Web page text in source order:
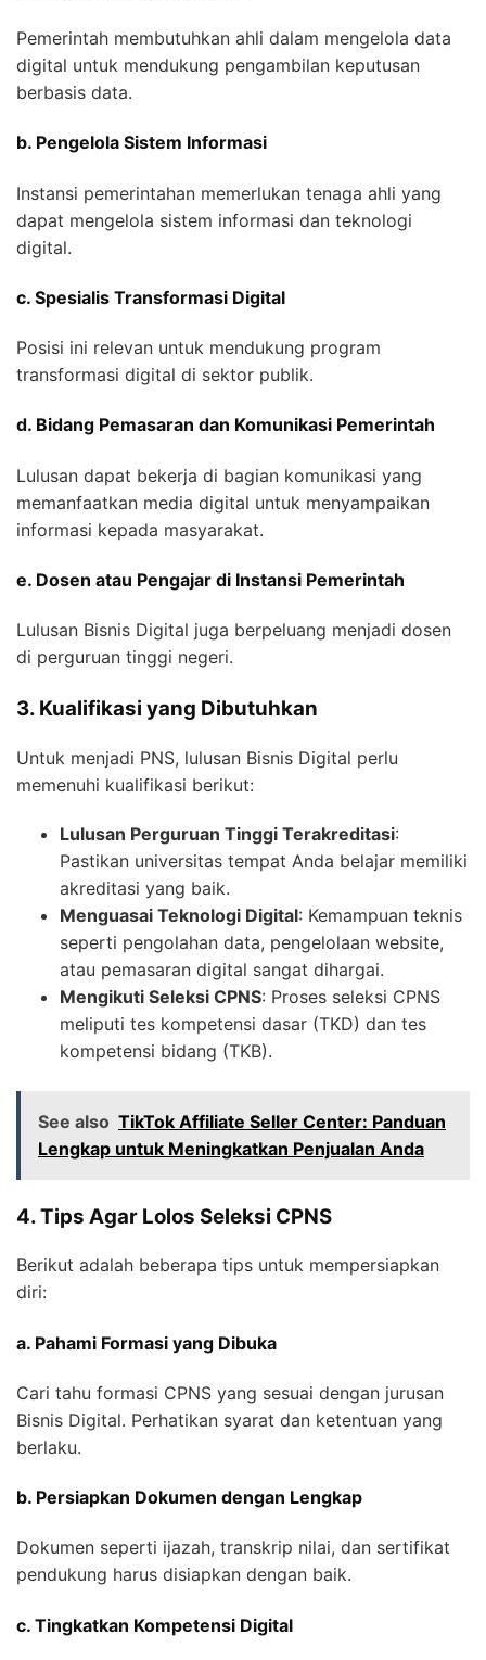
Pemerintah membutuhkan ahli dalam mengelola data
digital untuk mendukung pengambilan keputusan
berbasis data.
b. Pengelola Sistem Informasi
Instansi pemerintahan memerlukan tenaga ahli yang
dapat mengelola sistem informasi dan teknologi
digital.
c. Spesialis Transformasi Digital
Posisi ini relevan untuk mendukung program
transformasi digital di sektor publik.
d. Bidang Pemasaran dan Komunikasi Pemerintah
Lulusan dapat bekerja di bagian komunikasi yang
memanfaatkan media digital untuk menyampaikan
informasi kepada masyarakat.
e. Dosen atau Pengajar di Instansi Pemerintah
Lulusan Bisnis Digital juga berpeluang menjadi dosen
di perguruan tinggi negeri.
3. Kualifikasi yang Dibutuhkan
Untuk menjadi PNS, lulusan Bisnis Digital perlu
memenuhi kualifikasi berikut:
Lulusan Perguruan Tinggi Terakreditasi:
Pastikan universitas tempat Anda belajar memiliki
akreditasi yang baik.
Menguasai Teknologi Digital: Kemampuan teknis
seperti pengolahan data, pengelolaan website,
atau pemasaran digital sangat dihargai.
Mengikuti Seleksi CPNS: Proses seleksi CPNS
meliputi tes kompetensi dasar (TKD) dan tes
kompetensi bidang (TKB).
See also TikTok Affiliate Seller Center: Panduan
Lengkap untuk Meningkatkan Penjualan Anda
4. Tips Agar Lolos Seleksi CPNS
Berikut adalah beberapa tips untuk mempersiapkan
diri:
a. Pahami Formasi yang Dibuka
Cari tahu formasi CPNS yang sesuai dengan jurusan
Bisnis Digital. Perhatikan syarat dan ketentuan yang
berlaku.
b. Persiapkan Dokumen dengan Lengkap
Dokumen seperti ijazah, transkrip nilai, dan sertifikat
pendukung harus disiapkan dengan baik.
c. Tingkatkan Kompetensi Digital